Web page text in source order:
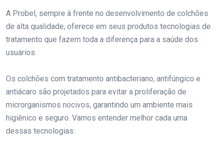
A Probel, sempre à frente no desenvolvimento de colchões
de alta qualidade, oferece em seus produtos tecnologias de
tratamento que fazem toda a diferença para a saúde dos
usuários.
Os colchões com tratamento antibacteriano, antifúngico e
antiácaro são projetados para evitar a proliferação de
microrganismos nocivos, garantindo um ambiente mais
higiênico e seguro. Vamos entender melhor cada uma
dessas tecnologias: